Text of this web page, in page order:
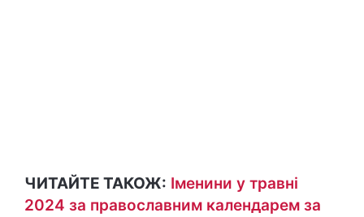
ЧИТАЙТЕ ТАКОЖ: Іменини у травні
2024 за православним календарем за